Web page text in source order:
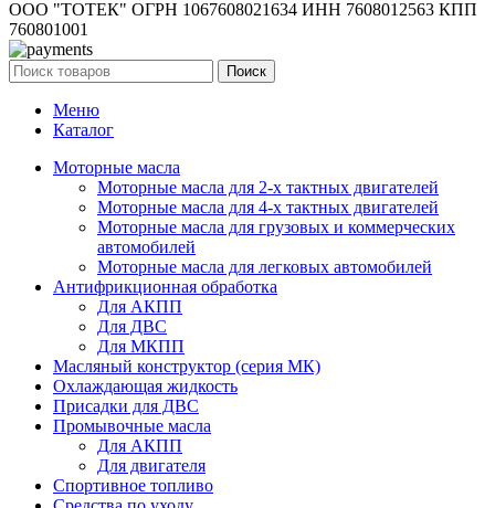
ООО "ТОТЕК" ОГРН 1067608021634 ИНН 7608012563 КПП
760801001
Поиск
Меню
Каталог
Моторные масла
Моторные масла для 2-х тактных двигателей
Моторные масла для 4-х тактных двигателей
Моторные масла для грузовых и коммерческих
автомобилей
Моторные масла для легковых автомобилей
Антифрикционная обработка
Для АКПП
Для ДВС
Для МКПП
Масляный конструктор (серия МК)
Охлаждающая жидкость
Присадки для ДВС
Промывочные масла
Для АКПП
Для двигателя
Спортивное топливо